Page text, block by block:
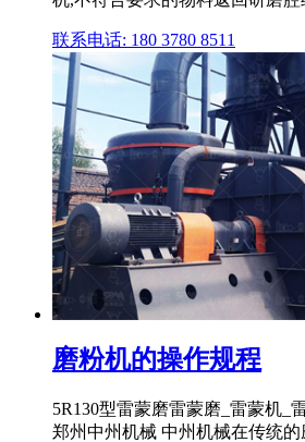
联系电话: 180 3780 8511
磨粉机的操作规程
5R130型雷蒙磨雷蒙磨_雷蒙机_
郑州中州机械 中州机械在传统